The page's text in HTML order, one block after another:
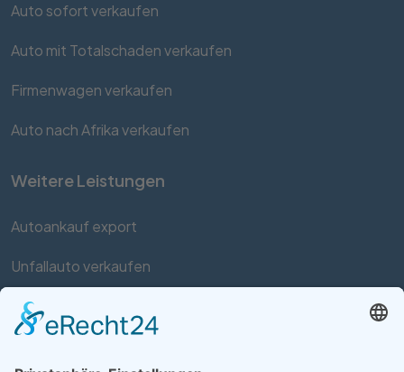
Auto sofort verkaufen
Auto mit Totalschaden verkaufen
Firmenwagen verkaufen
Auto nach Afrika verkaufen
Weitere Leistungen
Autoankauf export
Unfallauto verkaufen
Auto mit Motorschaden verkaufen